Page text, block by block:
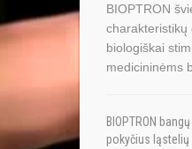
BIOPTRON
charakteristikų
biologiškai
medicininėms
BIOPTRON
pokyčius ląstelių